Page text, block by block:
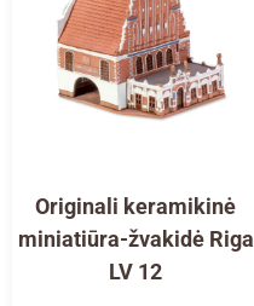
Originali keramikinė
miniatiūra-žvakidė Riga
LV 12